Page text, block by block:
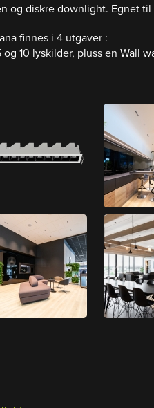
og diskre downlight. Egnet
finnes i 4 utgaver :
og 10 lyskilder, pluss en Wall